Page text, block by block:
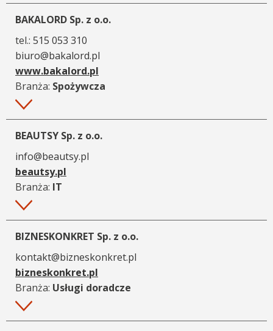
BAKALORD Sp. z o.o.
tel.: 515 053 310
biuro@bakalord.pl
www.bakalord.pl
Branża: Spożywcza
Więcej
BEAUTSY Sp. z o.o.
info@beautsy.pl
beautsy.pl
Branża: IT
Więcej
BIZNESKONKRET Sp. z o.o.
kontakt@bizneskonkret.pl
bizneskonkret.pl
Branża: Usługi doradcze
Więcej